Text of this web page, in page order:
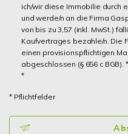
ich/wir diese Immobilie durch
und werde/n an die Firma
von bis zu 3,57 (inkl. MwSt.)
Kaufvertrages bezahle/n. Die
einen provisionspflichtigen
abgeschlossen (§ 656 c BGB). *
*
* Pflichtfelder